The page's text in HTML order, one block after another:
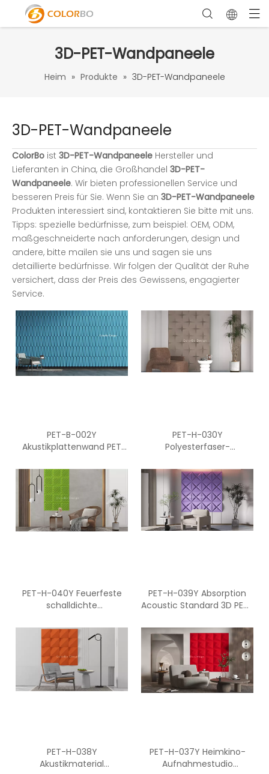
3D-PET-Wandpaneele
Heim » Produkte » 3D-PET-Wandpaneele
3D-PET-Wandpaneele
ColorBo ist 3D-PET-Wandpaneele Hersteller und
Lieferanten in China, die Großhandel 3D-PET-
Wandpaneele. Wir bieten professionellen Service und
besseren Preis für Sie. Wenn Sie an 3D-PET-Wandpaneele
Produkten interessiert sind, kontaktieren Sie bitte mit uns.
Tipps: spezielle bedürfnisse, zum beispiel: OEM, ODM,
maßgeschneiderte nach anforderungen, design und
andere, bitte mailen sie uns und sagen sie uns
detaillierte bedürfnisse. Wir folgen der Qualität der Ruhe
versichert, dass der Preis des Gewissens, engagierter
Service.
PET-B-002Y
Akustikplattenwand PET
Dekorative Faser-
Akustikplatten PET
PET-H-030Y
Polyesterfaser-
3D-Wandplatte für Büro
und Studio
PET-H-040Y Feuerfeste
schalldichte
3D-Polyesterfaser für den
Innenbereich
PET-H-039Y Absorption
Acoustic Standard 3D PET-
PET-H-038Y
Akustikmaterial
PET-H-037Y Heimkino-
Aufnahmestudio